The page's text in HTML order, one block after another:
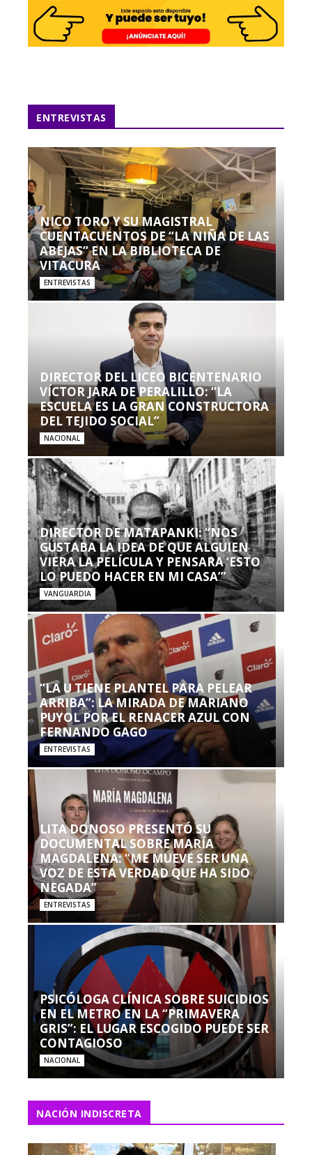
ENTREVISTAS
NICO TORO Y SU MAGISTRAL
CUENTACUENTOS DE “LA NIÑA DE LAS
ABEJAS” EN LA BIBLIOTECA DE
VITACURA
ENTREVISTAS
DIRECTOR DEL LICEO BICENTENARIO
VÍCTOR JARA DE PERALILLO: “LA
ESCUELA ES LA GRAN CONSTRUCTORA
DEL TEJIDO SOCIAL”
NACIONAL
DIRECTOR DE MATAPANKI: “NOS
GUSTABA LA IDEA DE QUE ALGUIEN
VIERA LA PELÍCULA Y PENSARA ‘ESTO
LO PUEDO HACER EN MI CASA’”
VANGUARDIA
“LA U TIENE PLANTEL PARA PELEAR
ARRIBA”: LA MIRADA DE MARIANO
PUYOL POR EL RENACER AZUL CON
FERNANDO GAGO
ENTREVISTAS
LITA DONOSO PRESENTÓ SU
DOCUMENTAL SOBRE MARÍA
MAGDALENA: “ME MUEVE SER UNA
VOZ DE ESTA VERDAD QUE HA SIDO
NEGADA”
ENTREVISTAS
PSICÓLOGA CLÍNICA SOBRE SUICIDIOS
EN EL METRO EN LA “PRIMAVERA
GRIS”: EL LUGAR ESCOGIDO PUEDE SER
CONTAGIOSO
NACIONAL
NACIÓN INDISCRETA